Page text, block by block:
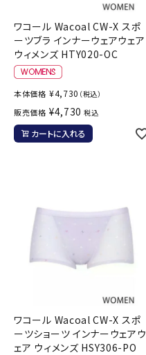
ワコール Wacoal CW-X スポ
ーツブラ インナーウェアウェア
ウィメンズ HTY020-OC
本体価格 ¥4,730 （税込）
販売価格 ¥4,730 税込
カートに入れる
ワコール Wacoal CW-X スポ
ーツショーツ インナーウェアウ
ェア ウィメンズ HSY306-PO